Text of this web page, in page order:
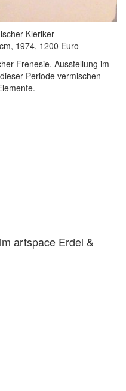
Kleriker
1974, 1200 Euro
Frenesie. Ausstellung im
Periode vermischen
artspace Erdel &